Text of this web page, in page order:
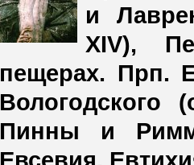
и
XIV),
пещерах. Прп.
Пинны и